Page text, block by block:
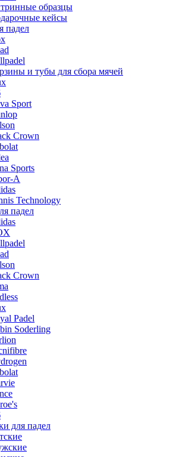
образцы
кейсы
падел
и тубы для сбора мячей
Sport
Crown
Sports
A
Technology
падел
Crown
Padel
Soderling
для падел